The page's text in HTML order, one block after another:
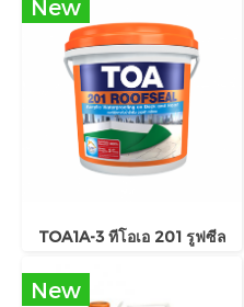
New
TOA1A-3 ทีโอเอ 201 รูฟซีล
New